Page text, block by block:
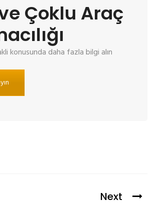
Çoklu Araç
konusunda daha fazla bilgi alın
Next